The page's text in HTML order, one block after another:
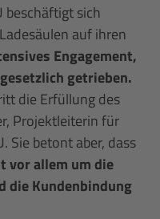
beschäftigt sich
auf ihren
Engagement,
getrieben.
die Erfüllung des
Projektleiterin für
Sie betont aber, dass
vor allem um die
die Kundenbindung